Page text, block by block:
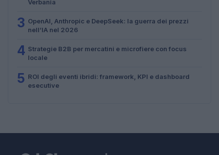
Verbania
3 OpenAI, Anthropic e DeepSeek: la guerra dei prezzi
nell’IA nel 2026
4 Strategie B2B per mercatini e microfiere con focus
locale
5 ROI degli eventi ibridi: framework, KPI e dashboard
esecutive